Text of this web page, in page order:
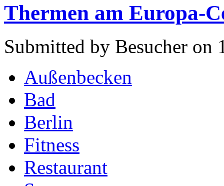
Thermen am Europa-
Submitted by Besucher on
Außenbecken
Bad
Berlin
Fitness
Restaurant